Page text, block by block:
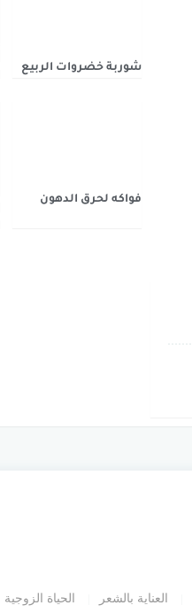
شوربة خضروات الربيع
فواكه لحرق الدهون
العناية بالشعر الحياة الزوجية